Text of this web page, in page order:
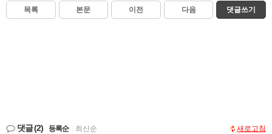
목록 본문 이전 다음 댓글쓰기
댓글(2) 등록순 최신순 새로고침